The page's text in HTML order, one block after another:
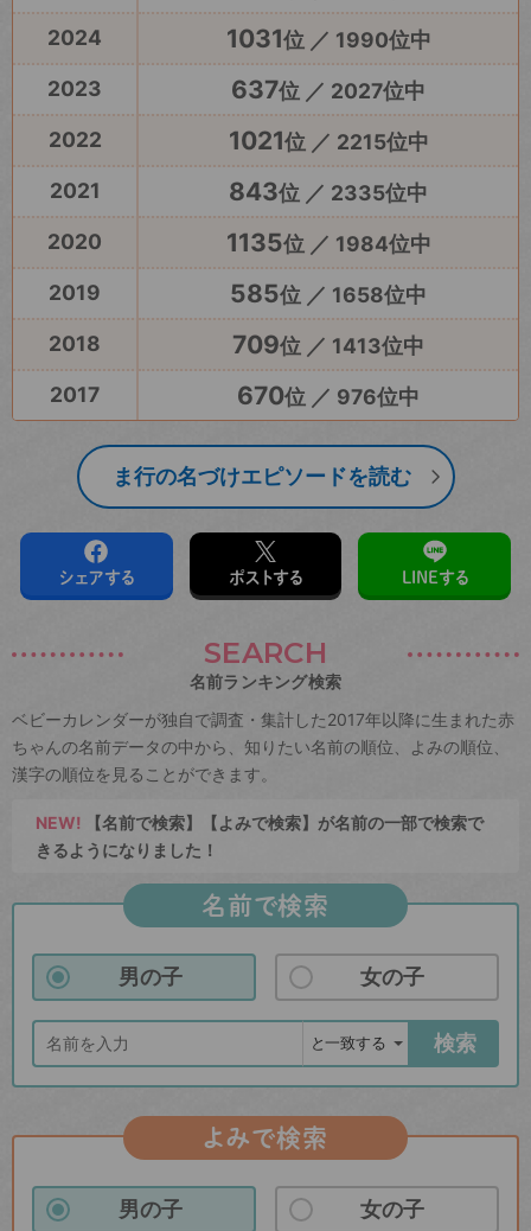
2024
1031位 ／ 1990位中
2023
637位 ／ 2027位中
2022
1021位 ／ 2215位中
2021
843位 ／ 2335位中
2020
1135位 ／ 1984位中
2019
585位 ／ 1658位中
2018
709位 ／ 1413位中
2017
670位 ／ 976位中
ま行の名づけエピソードを読む
シェアする ポストする LINEする
SEARCH
名前ランキング検索
ベビーカレンダーが独自で調査・集計した2017年以降に生まれた赤
ちゃんの名前データの中から、知りたい名前の順位、よみの順位、
漢字の順位を見ることができます。
NEW! 【名前で検索】【よみで検索】が名前の一部で検索で
きるようになりました！
名前で検索
男の子 女の子
検索
よみで検索
男の子 女の子